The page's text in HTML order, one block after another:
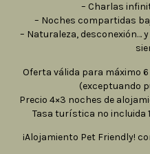
– Charlas
– Noches compartidas
– Naturaleza, desconexión…
Oferta válida para máximo
(exceptuando
Precio 4×3 noches de
Tasa turística no incluida
¡Alojamiento Pet Friendly!